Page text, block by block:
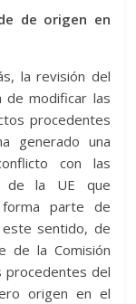
de origen en
la revisión del
de modificar las
procedentes
generado una
con las
de la UE que
parte de
este sentido, de
de la Comisión
procedentes del
origen en el